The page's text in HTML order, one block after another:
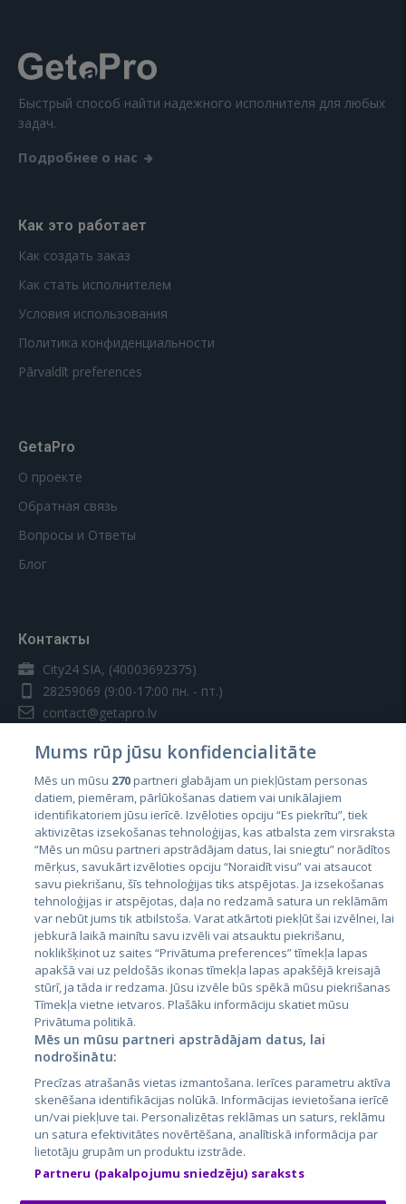
Быстрый способ найти надежного исполнителя для любых
задач.
Подробнее о нас
Как это работает
Как создать заказ
Как стать исполнителем
Условия использования
Политика конфиденциальности
Pārvaldīt preferences
GetaPro
О проекте
Обратная связь
Вопросы и Ответы
Блог
Контакты
City24 SIA, (40003692375)
28259069 (9:00-17:00 пн. - пт.)
contact@getapro.lv
Страны
Эстония
Латвия
Литва
City24.lv
City24.ee
GetaPro.lv
GetaPro.ee
Skelbiu.lt
Autoplius.lt
CVbankas.lt
Kainos.lt
Paslaugos.lt
auto24.ee
Osta.ee
Mums rūp jūsu konfidencialitāte
Mēs un mūsu 270partneri glabājam un piekļūstam personas
datiem, piemēram, pārlūkošanas datiem vai unikālajiem
identifikatoriem jūsu ierīcē. Izvēloties opciju “Es piekrītu”, tiek
aktivizētas izsekošanas tehnoloģijas, kas atbalsta zem virsraksta
“Mēs un mūsu partneri apstrādājam datus, lai sniegtu” norādītos
mērķus, savukārt izvēloties opciju “Noraidīt visu” vai atsaucot
savu piekrišanu, šīs tehnoloģijas tiks atspējotas. Ja izsekošanas
tehnoloģijas ir atspējotas, daļa no redzamā satura un reklāmām
var nebūt jums tik atbilstoša. Varat atkārtoti piekļūt šai izvēlnei, lai
jebkurā laikā mainītu savu izvēli vai atsauktu piekrišanu,
noklikšķinot uz saites “Privātuma preferences” tīmekļa lapas
apakšā vai uz peldošās ikonas tīmekļa lapas apakšējā kreisajā
stūrī, ja tāda ir redzama. Jūsu izvēle būs spēkā mūsu piekrišanas
Tīmekļa vietne ietvaros. Plašāku informāciju skatiet mūsu
Privātuma politikā.
Mēs un mūsu partneri apstrādājam datus, lai
nodrošinātu:
Precīzas atrašanās vietas izmantošana. Ierīces parametru aktīva
skenēšana identifikācijas nolūkā. Informācijas ievietošana ierīcē
un/vai piekļuve tai. Personalizētas reklāmas un saturs, reklāmu
un satura efektivitātes novērtēšana, analītiskā informācija par
lietotāju grupām un produktu izstrāde.
Partneru (pakalpojumu sniedzēju) saraksts